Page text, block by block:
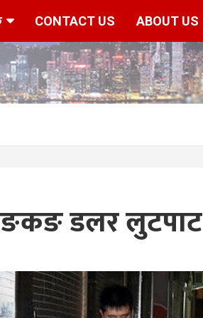
CONTACT US ABOUT US
डलर लुटपाट